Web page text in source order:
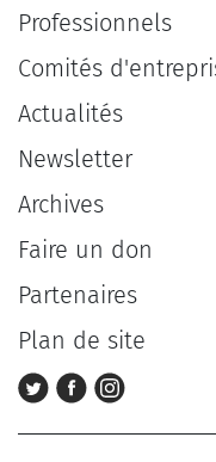
Professionnels
Comités
Actualités
Newsletter
Archives
Faire un don
Partenaires
Plan de site